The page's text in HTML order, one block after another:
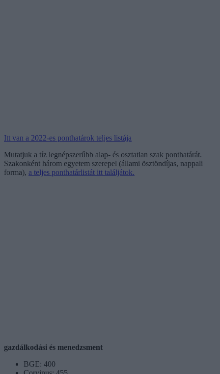
Itt van a 2022-es ponthatárok teljes listája
Mutatjuk a tíz legnépszerűbb alap- és osztatlan szak ponthatárát.
Szakonként három egyetem szerepel (állami ösztöndíjas, nappali
forma), a teljes ponthatárlistát itt találjátok.
gazdálkodási és menedzsment
BGE: 400